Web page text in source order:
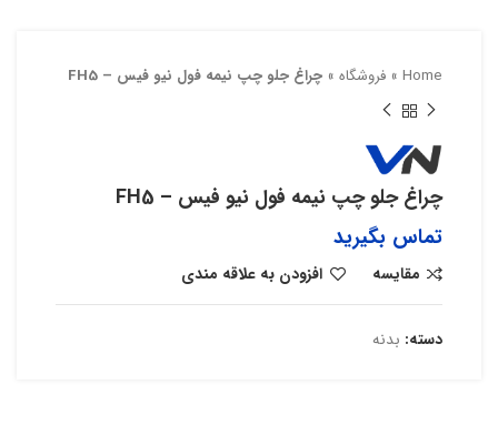
Home
» فروشگاه » چراغ جلو چپ نیمه فول نیو فیس – FH5
چراغ جلو چپ نیمه فول نیو فیس – FH5
تماس بگیرید
مقایسه افزودن به علاقه مندی
دسته: بدنه